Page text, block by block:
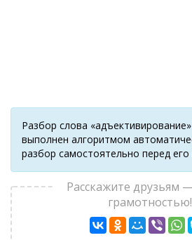
Разбор слова
выполнен алгоритмом
разбор самостоятельно перед
Расскажите друзьям
грамотностью!